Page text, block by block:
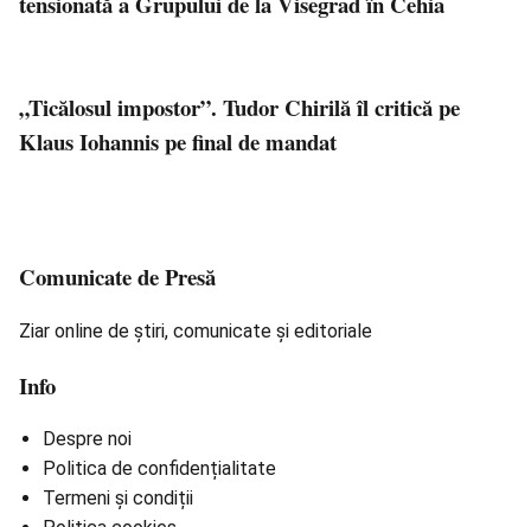
„Ticălosul impostor”. Tudor Chirilă îl critică pe
Klaus Iohannis pe final de mandat
Comunicate de Presă
Ziar online de știri, comunicate și editoriale
Info
Despre noi
Politica de confidențialitate
Termeni și condiții